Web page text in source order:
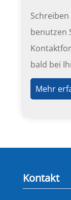
benutzen
bald bei
Mehr
Kontakt